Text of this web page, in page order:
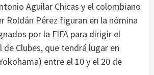
Aguilar Chicas y el colombiano
Roldán Pérez figuran en la nómina
por la FIFA para dirigir el
Clubes, que tendrá lugar en
entre el 10 y el 20 de